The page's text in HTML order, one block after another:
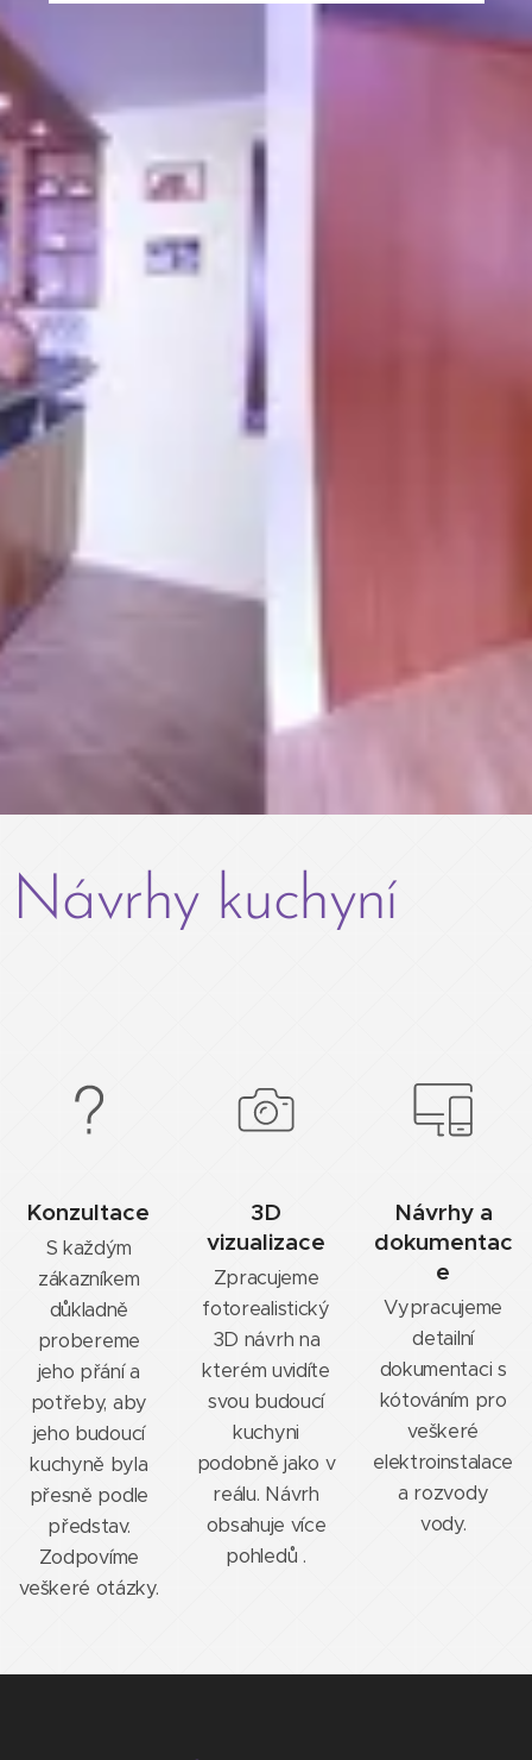
Návrhy kuchyní
Konzultace
S každým
zákazníkem
důkladně
probereme
jeho přání a
potřeby, aby
jeho budoucí
kuchyně byla
přesně podle
představ.
Zodpovíme
veškeré otázky.
3D
vizualizace
Zpracujeme
fotorealistický
3D návrh na
kterém uvidíte
svou budoucí
kuchyni
podobně jako v
reálu. Návrh
obsahuje více
pohledů .
Návrhy a
dokumentac
e
Vypracujeme
detailní
dokumentaci s
kótováním pro
veškeré
elektroinstalace
a rozvody
vody.